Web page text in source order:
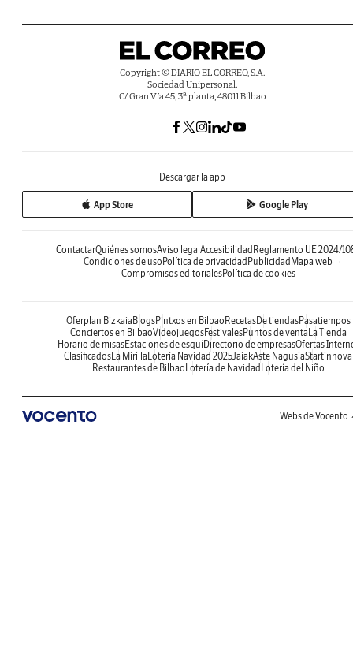
Copyright © DIARIO EL CORREO, S.A.
Sociedad Unipersonal.
C/ Gran Vía 45, 3ª planta, 48011 Bilbao
Descargar la app
App Store Google Play
ContactarQuiénes somosAviso legal Accesibilidad Reglamento UE 2024/
Condiciones de uso Política de privacidad Publicidad Mapa web
Compromisos editorialesPolítica de cookies
Oferplan Bizkaia BlogsPintxos en Bilbao RecetasDe tiendasPasatiempos
Conciertos en BilbaoVideojuegosFestivalesPuntos de venta La Tienda
Horario de misasEstaciones de esquíDirectorio de empresasOfertas
ClasificadosLa Mirilla Lotería Navidad 2025JaiakAste NagusiaStartinnova
Restaurantes de Bilbao Lotería de Navidad Lotería del Niño
Webs de Vocento